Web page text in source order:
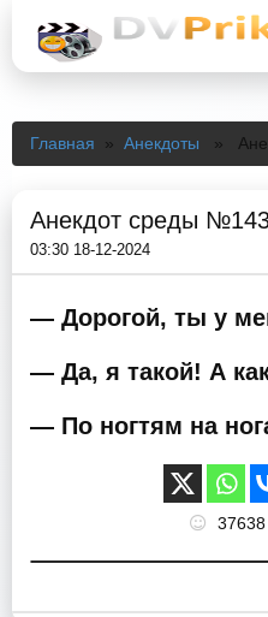
Главная » Анекдоты »
Анекдот среды
03:30 18-12-2024
— Дорогой, ты у
— Да, я такой! А
— По ногтям на
37638